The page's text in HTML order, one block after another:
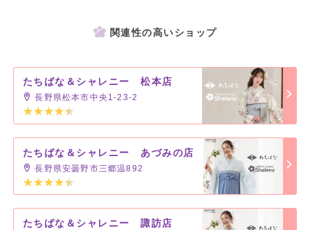
関連性の高いショップ
たちばな＆シャレニー 松本店
長野県松本市中央1-23-2
たちばな＆シャレニー あづみの店
長野県安曇野市三郷温892
たちばな＆シャレニー 諏訪店